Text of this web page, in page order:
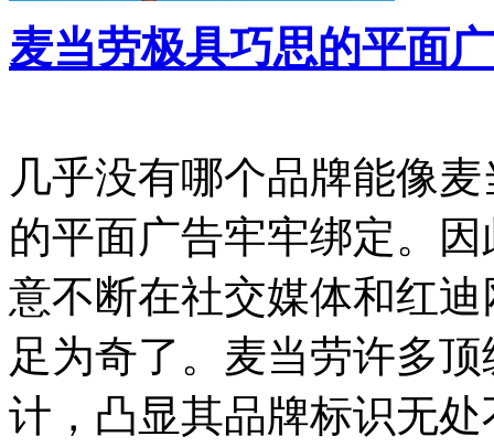
麦当劳极具巧思的平面
几乎没有哪个品牌能像
的平面广告牢牢绑定。
意不断在社交媒体和红
足为奇了。麦当劳许多
计，凸显其品牌标识无